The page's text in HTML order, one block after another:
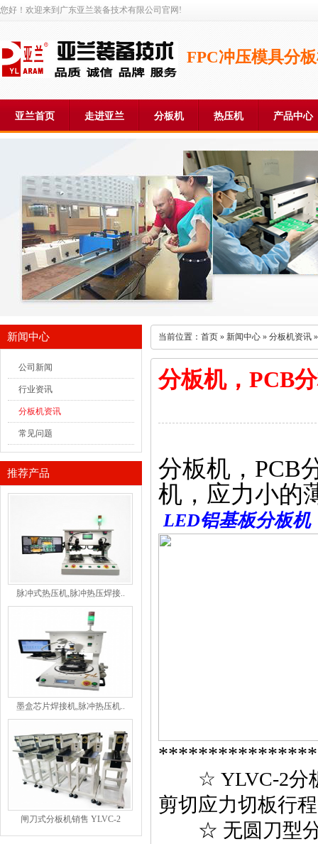
您好！欢迎来到广东亚兰装备技术有限公司官网!
FPC冲压模具分
亚兰首页 走进亚兰 分板机 热压机 产品中心
新闻中心
公司新闻
行业资讯
分板机资讯
常见问题
推荐产品
脉冲式热压机,脉冲热压焊接..
墨盒芯片焊接机,脉冲热压机..
闸刀式分板机销售 YLVC-2
当前位置： 首页 » 新闻中心 » 分板机资讯
分板机，PCB
分板机， PCB
机，应力小的
LED铝基板分板机
☆ YLVC-2分
剪切应力切板行程
☆ 无圆刀型分